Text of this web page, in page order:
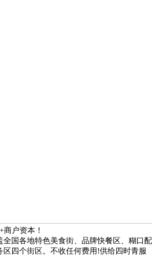
商户资本！
国各地特色美食街、品牌快餐区、糊口配
区四个街区。不收任何费用!供给四时青服